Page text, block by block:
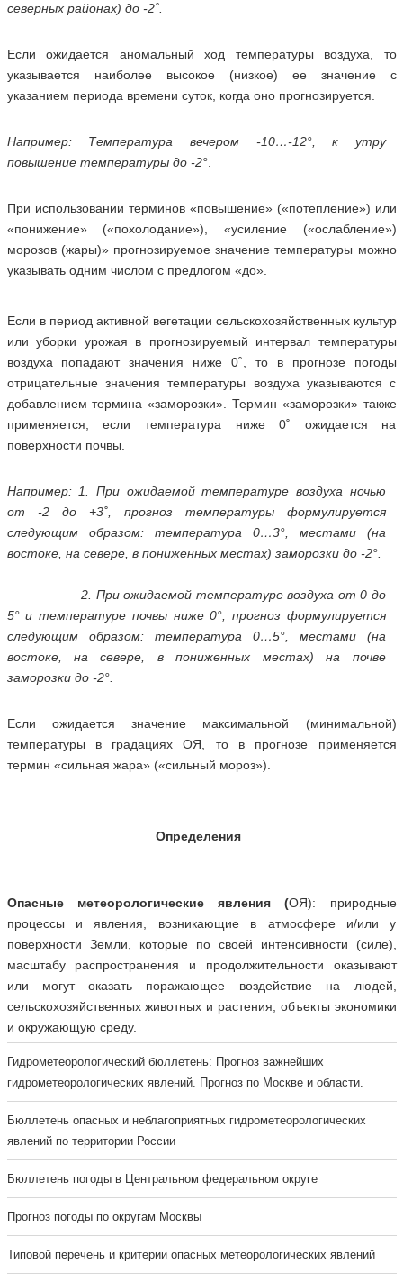
северных районах) до -2˚.
Если ожидается аномальный ход температуры воздуха, то
указывается наиболее высокое (низкое) ее значение с
указанием периода времени суток, когда оно прогнозируется.
Например: Температура вечером -10…-12°, к утру
повышение температуры до -2°.
При использовании терминов «повышение» («потепление») или
«понижение» («похолодание»), «усиление («ослабление»)
морозов (жары)» прогнозируемое значение температуры можно
указывать одним числом с предлогом «до».
Если в период активной вегетации сельскохозяйственных культур
или уборки урожая в прогнозируемый интервал температуры
воздуха попадают значения ниже 0˚, то в прогнозе погоды
отрицательные значения температуры воздуха указываются с
добавлением термина «заморозки». Термин «заморозки» также
применяется, если температура ниже 0˚ ожидается на
поверхности почвы.
Например: 1. При ожидаемой температуре воздуха ночью
от -2 до +3˚, прогноз температуры формулируется
следующим образом: температура 0…3°, местами (на
востоке, на севере, в пониженных местах) заморозки до -2°.
При ожидаемой температуре воздуха от 0 до
5° и температуре почвы ниже 0°, прогноз формулируется
следующим образом: температура 0…5°, местами (на
востоке, на севере, в пониженных местах) на почве
заморозки до -2°.
Если ожидается значение максимальной (минимальной)
температуры в градациях ОЯ , то в прогнозе применяется
термин «сильная жара» («сильный мороз»).
Определения
Опасные метеорологические явления(ОЯ): природные
процессы и явления, возникающие в атмосфере и/или у
поверхности Земли, которые по своей интенсивности (силе),
масштабу распространения и продолжительности оказывают
или могут оказать поражающее воздействие на людей,
сельскохозяйственных животных и растения, объекты экономики
и окружающую среду.
Гидрометеорологический бюллетень: Прогноз важнейших
гидрометеорологических явлений. Прогноз по Москве и области.
Бюллетень опасных и неблагоприятных гидрометеорологических
явлений по территории России
Бюллетень погоды в Центральном федеральном округе
Прогноз погоды по округам Москвы
Типовой перечень и критерии опасных метеорологических явлений